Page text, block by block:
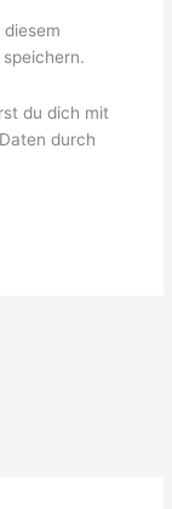
du dich mit
durch